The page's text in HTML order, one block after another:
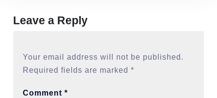
Leave a Reply
Your email address will not be published.
Required fields are marked *
Comment *